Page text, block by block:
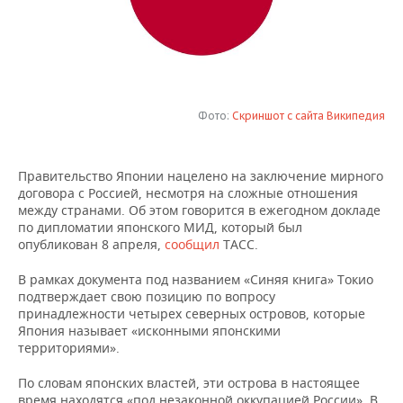
РОЗНИЧНАЯ ТОРГОВЛЯ
НОВОСТИ ТЕХНОЛОГИЙ
ONLINE-КОНФЕРЕНЦИИ
ОТКРЫТАЯ ЛЕКЦИЯ
ХОККЕЙ
БАСКЕТБОЛ
ВОЛЕЙБОЛ
КИБЕРСПОРТ
ВЛАСТЬ
ИНФРАСТРУКТУРА
ИСТОРИЯ
КУЛЬТУРА
СЮЖЕТЫ
СПРАВОЧНИК
СПИСОК ПЕРСОН
СПИСОК КОМПАНИЙ
ПОЛНАЯ ВЕРСИЯ
Фото: Скриншот с сайта Википедия
Правительство Японии нацелено на заключение мирного
договора с Россией, несмотря на сложные отношения
между странами. Об этом говорится в ежегодном докладе
по дипломатии японского МИД, который был
опубликован 8 апреля, сообщил ТАСС.
В рамках документа под названием «Синяя книга» Токио
подтверждает свою позицию по вопросу
принадлежности четырех северных островов, которые
Япония называет «исконными японскими
территориями».
По словам японских властей, эти острова в настоящее